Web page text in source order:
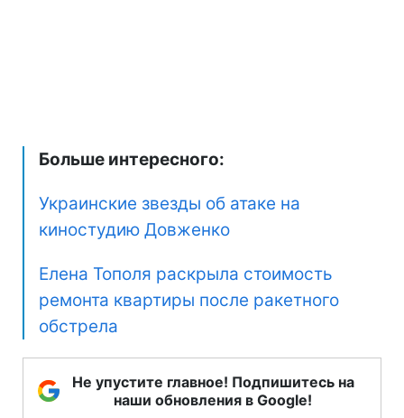
Больше интересного:
Украинские звезды об атаке на
киностудию Довженко
Елена Тополя раскрыла стоимость
ремонта квартиры после ракетного
обстрела
Не упустите главное! Подпишитесь на
наши обновления в Google!